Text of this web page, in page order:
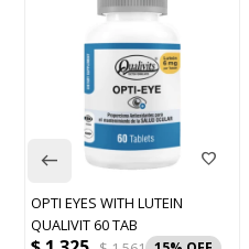
Super C 1000mg+ Zinc
$1.338